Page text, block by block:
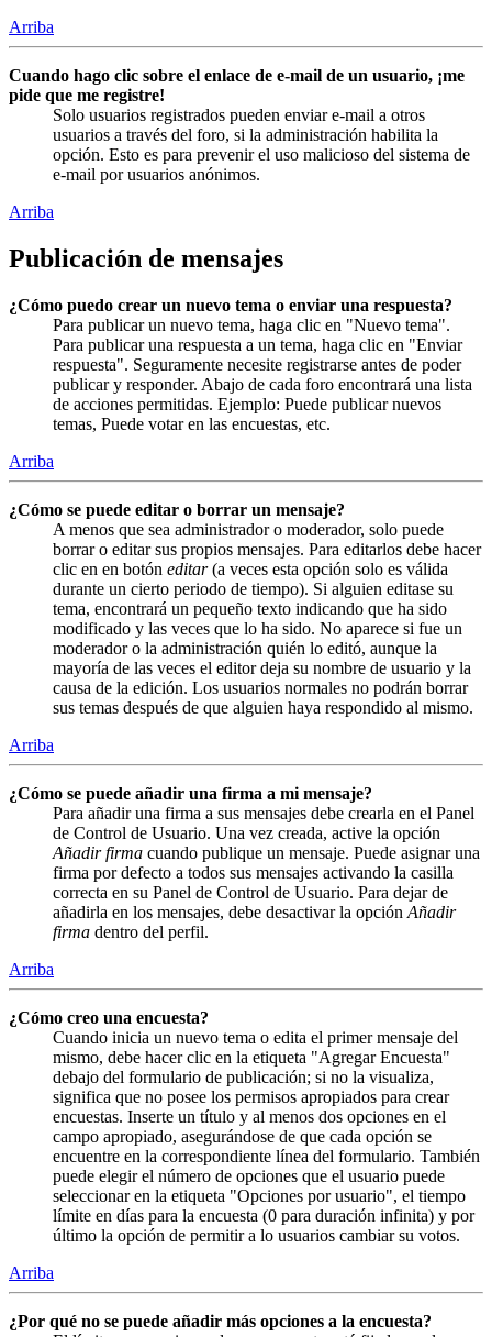
Arriba
Cuando hago clic sobre el enlace de e-mail de un usuario, ¡me
pide que me registre!
Solo usuarios registrados pueden enviar e-mail a otros
usuarios a través del foro, si la administración habilita la
opción. Esto es para prevenir el uso malicioso del sistema de
e-mail por usuarios anónimos.
Arriba
Publicación de mensajes
¿Cómo puedo crear un nuevo tema o enviar una respuesta?
Para publicar un nuevo tema, haga clic en "Nuevo tema".
Para publicar una respuesta a un tema, haga clic en "Enviar
respuesta". Seguramente necesite registrarse antes de poder
publicar y responder. Abajo de cada foro encontrará una lista
de acciones permitidas. Ejemplo: Puede publicar nuevos
temas, Puede votar en las encuestas, etc.
Arriba
¿Cómo se puede editar o borrar un mensaje?
A menos que sea administrador o moderador, solo puede
borrar o editar sus propios mensajes. Para editarlos debe hacer
clic en en botón editar(a veces esta opción solo es válida
durante un cierto periodo de tiempo). Si alguien editase su
tema, encontrará un pequeño texto indicando que ha sido
modificado y las veces que lo ha sido. No aparece si fue un
moderador o la administración quién lo editó, aunque la
mayoría de las veces el editor deja su nombre de usuario y la
causa de la edición. Los usuarios normales no podrán borrar
sus temas después de que alguien haya respondido al mismo.
Arriba
¿Cómo se puede añadir una firma a mi mensaje?
Para añadir una firma a sus mensajes debe crearla en el Panel
de Control de Usuario. Una vez creada, active la opción
Añadir firma cuando publique un mensaje. Puede asignar una
firma por defecto a todos sus mensajes activando la casilla
correcta en su Panel de Control de Usuario. Para dejar de
añadirla en los mensajes, debe desactivar la opción Añadir
firma dentro del perfil.
Arriba
¿Cómo creo una encuesta?
Cuando inicia un nuevo tema o edita el primer mensaje del
mismo, debe hacer clic en la etiqueta "Agregar Encuesta"
debajo del formulario de publicación; si no la visualiza,
significa que no posee los permisos apropiados para crear
encuestas. Inserte un título y al menos dos opciones en el
campo apropiado, asegurándose de que cada opción se
encuentre en la correspondiente línea del formulario. También
puede elegir el número de opciones que el usuario puede
seleccionar en la etiqueta "Opciones por usuario", el tiempo
límite en días para la encuesta (0 para duración infinita) y por
último la opción de permitir a lo usuarios cambiar su votos.
Arriba
¿Por qué no se puede añadir más opciones a la encuesta?